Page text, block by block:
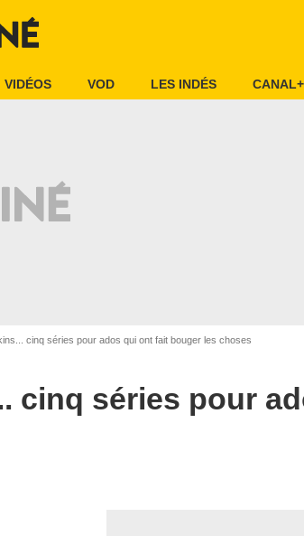
VIDÉOS VOD LES INDÉS CANAL+
cinq séries pour ados qui ont fait bouger les choses
cinq séries pour